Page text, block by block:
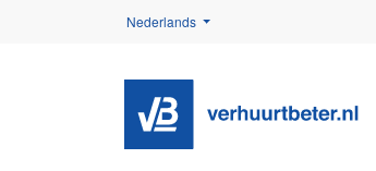
Nederlands